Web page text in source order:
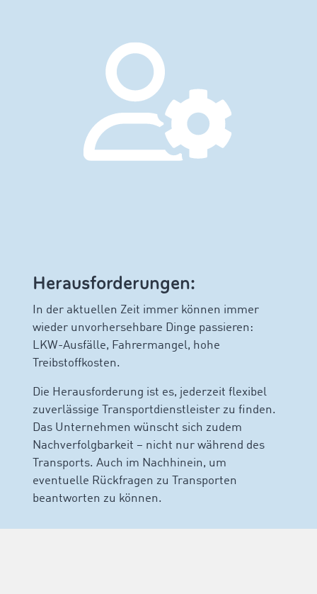
Herausforderungen:
In der aktuellen Zeit immer können immer
wieder unvorhersehbare Dinge passieren:
LKW-Ausfälle, Fahrermangel, hohe
Treibstoffkosten.
Die Herausforderung ist es, jederzeit flexibel
zuverlässige Transportdienstleister zu finden.
Das Unternehmen wünscht sich zudem
Nachverfolgbarkeit – nicht nur während des
Transports. Auch im Nachhinein, um
eventuelle Rückfragen zu Transporten
beantworten zu können.